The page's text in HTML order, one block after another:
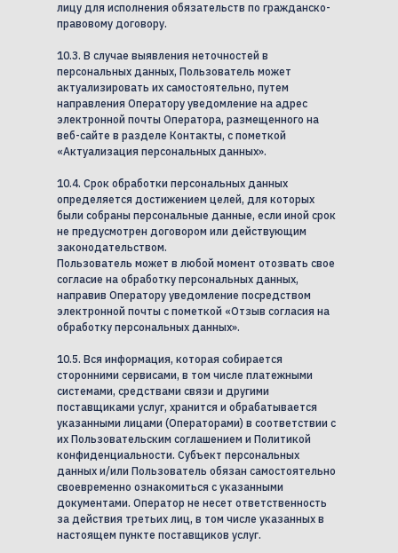
лицу для исполнения обязательств по гражданско-
правовому договору.
10.3. В случае выявления неточностей в
персональных данных, Пользователь может
актуализировать их самостоятельно, путем
направления Оператору уведомление на адрес
электронной почты Оператора, размещенного на
веб-сайте в разделе Контакты, с пометкой
«Актуализация персональных данных».
10.4. Срок обработки персональных данных
определяется достижением целей, для которых
были собраны персональные данные, если иной срок
не предусмотрен договором или действующим
законодательством.
Пользователь может в любой момент отозвать свое
согласие на обработку персональных данных,
направив Оператору уведомление посредством
электронной почты с пометкой «Отзыв согласия на
обработку персональных данных».
10.5. Вся информация, которая собирается
сторонними сервисами, в том числе платежными
системами, средствами связи и другими
поставщиками услуг, хранится и обрабатывается
указанными лицами (Операторами) в соответствии с
их Пользовательским соглашением и Политикой
конфиденциальности. Субъект персональных
данных и/или Пользователь обязан самостоятельно
своевременно ознакомиться с указанными
документами. Оператор не несет ответственность
за действия третьих лиц, в том числе указанных в
настоящем пункте поставщиков услуг.